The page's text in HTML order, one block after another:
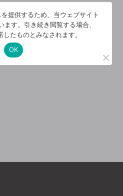
提供するため、当ウェブサイト
す。引き続き閲覧する場合、
たものとみなされます。
OK